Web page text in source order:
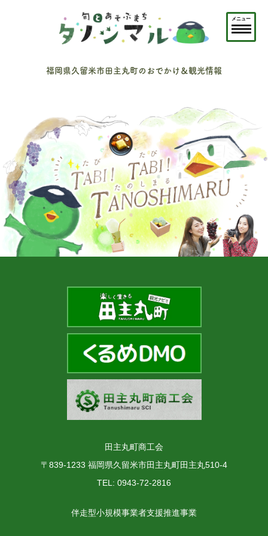
福岡県久留米市田主丸町のおでかけ＆観光情報
メニュー
田主丸町商工会
〒839-1233 福岡県久留米市田主丸町田主丸510-4
TEL: 0943-72-2816
伴走型小規模事業者支援推進事業